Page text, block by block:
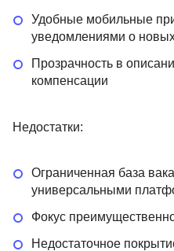
Удобные мобильные
уведомлениями о
Прозрачность в
компенсации
Недостатки:
Ограниченная база
универсальными
Фокус
Недостаточное